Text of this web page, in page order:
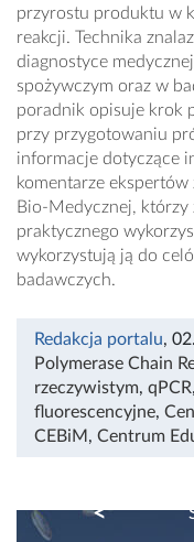
przyrostu produktu w
reakcji. Technika
diagnostyce
spożywczym oraz w
poradnik opisuje krok
przy przygotowaniu
informacje dotyczące
komentarze
Bio-Medycznej, którzy
praktycznego
wykorzystują ją do
badawczych.
Redakcja portalu,
Polymerase Chain
rzeczywistym, qPCR,
fluorescencyjne,
CEBiM , Centrum